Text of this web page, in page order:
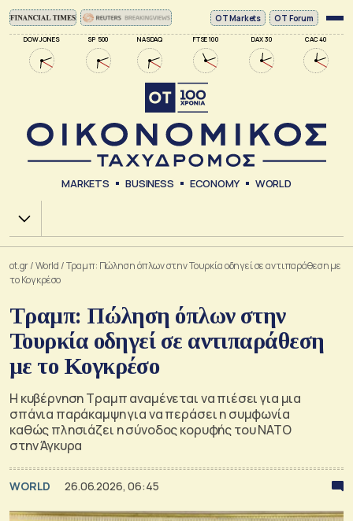
DOW JONES SP 500 NASDAQ FTSE 100 DAX 30 CAC 40
ΟΤ Markets OT Forum
MARKETS BUSINESS ECONOMY WORLD
Χ.Α.
ot.gr/World /Τραμπ: Πώληση όπλων στην Τουρκία οδηγεί σε αντιπαράθεση με
το Κογκρέσο
Τραμπ: Πώληση όπλων στην
Τουρκία οδηγεί σε αντιπαράθεση
με το Κογκρέσο
Η κυβέρνηση Τραμπ αναμένεται να πιέσει για μια
σπάνια παράκαμψη για να περάσει η συμφωνία
καθώς πλησιάζει η σύνοδος κορυφής του ΝΑΤΟ
στην Άγκυρα
WORLD 26.06.2026, 06:45